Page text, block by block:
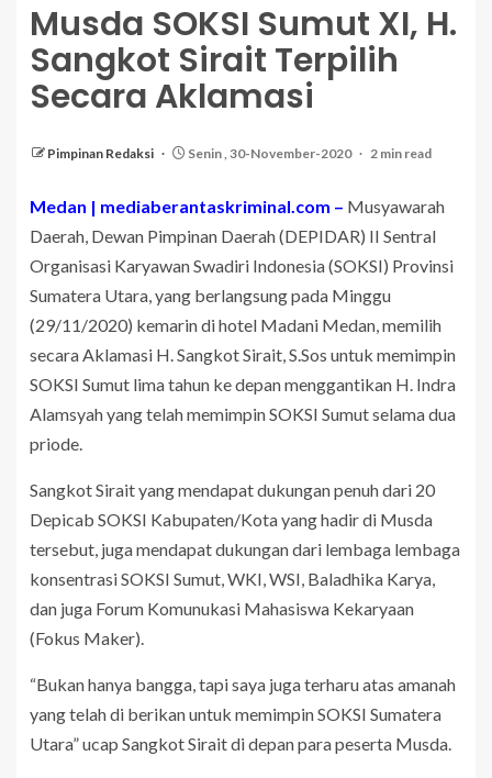
Musda SOKSI Sumut XI, H.
Sangkot Sirait Terpilih
Secara Aklamasi
Pimpinan Redaksi Senin , 30-November-2020 2 min read
Medan | mediaberantaskriminal.com – Musyawarah
Daerah, Dewan Pimpinan Daerah (DEPIDAR) II Sentral
Organisasi Karyawan Swadiri Indonesia (SOKSI) Provinsi
Sumatera Utara, yang berlangsung pada Minggu
(29/11/2020) kemarin di hotel Madani Medan, memilih
secara Aklamasi H. Sangkot Sirait, S.Sos untuk memimpin
SOKSI Sumut lima tahun ke depan menggantikan H. Indra
Alamsyah yang telah memimpin SOKSI Sumut selama dua
priode.
Sangkot Sirait yang mendapat dukungan penuh dari 20
Depicab SOKSI Kabupaten/Kota yang hadir di Musda
tersebut, juga mendapat dukungan dari lembaga lembaga
konsentrasi SOKSI Sumut, WKI, WSI, Baladhika Karya,
dan juga Forum Komunukasi Mahasiswa Kekaryaan
(Fokus Maker).
“Bukan hanya bangga, tapi saya juga terharu atas amanah
yang telah di berikan untuk memimpin SOKSI Sumatera
Utara” ucap Sangkot Sirait di depan para peserta Musda.